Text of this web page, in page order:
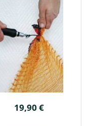
19,90 €